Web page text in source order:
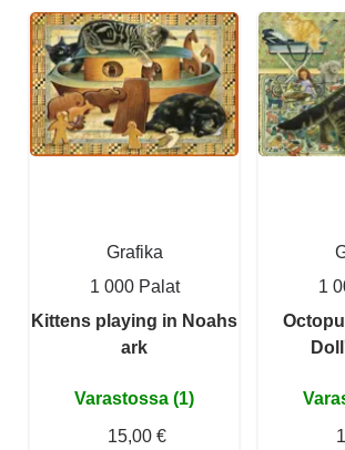
Grafika
1 000 Palat
Kittens playing in Noahs
ark
Varastossa (1)
15,00 €
1